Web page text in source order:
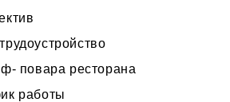
повара ресторана
работы